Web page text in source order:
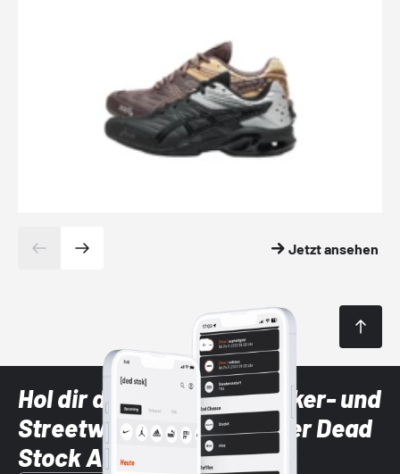
Jetzt ansehen
Hol dir die neuesten Sneaker- und
Streetwear-Brands mit der Dead
Stock App